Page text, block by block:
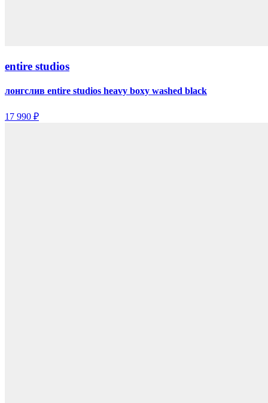
entire studios
лонгслив entire studios heavy boxy washed black
17 990 ₽